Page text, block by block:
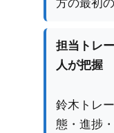
方の最初
担当トレ
人が把握
鈴木トレ
態・進捗